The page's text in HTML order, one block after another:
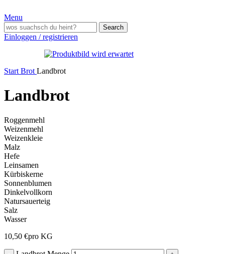
Menu
Search
Einloggen / registrieren
Start Brot Landbrot
Landbrot
Roggenmehl
Weizenmehl
Weizenkleie
Malz
Hefe
Leinsamen
Kürbiskerne
Sonnenblumen
Dinkelvollkorn
Natursauerteig
Salz
Wasser
10,50 €pro KG